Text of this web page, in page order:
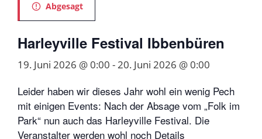
Abgesagt
Harleyville Festival Ibbenbüren
19. Juni 2026 @ 0:00 - 20. Juni 2026 @ 0:00
Leider haben wir dieses Jahr wohl ein wenig Pech
mit einigen Events: Nach der Absage vom „Folk im
Park“ nun auch das Harleyville Festival. Die
Veranstalter werden wohl noch Details